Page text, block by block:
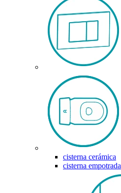
cisterna cerámica
cisterna empotrada